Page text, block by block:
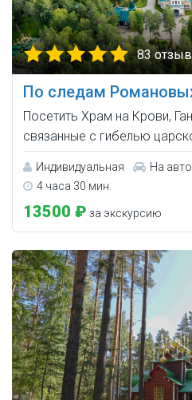
83
По следам
Посетить Храм на Крови,
связанные с гибелью
Индивидуальная
На
4 часа 30 мин.
13500 ₽ за экскурсию